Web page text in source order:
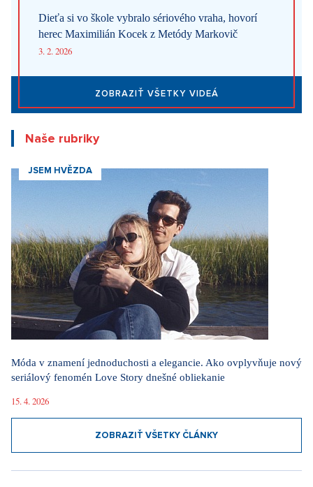
Dieťa si vo škole vybralo sériového vraha, hovorí
herec Maximilián Kocek z Metódy Markovič
3. 2. 2026
ZOBRAZIŤ VŠETKY VIDEÁ
Naše rubriky
JSEM HVĚZDA
Móda v znamení jednoduchosti a elegancie. Ako ovplyvňuje nový
seriálový fenomén Love Story dnešné obliekanie
15. 4. 2026
ZOBRAZIŤ VŠETKY ČLÁNKY